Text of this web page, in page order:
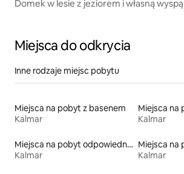
Domek w lesie z jeziorem i własną wyspą
Miejsca do odkrycia
Inne rodzaje miejsc pobytu
Miejsca na pobyt z basenem
Kalmar
Kalmar
Miejsca na pobyt odpowiednie dla rodzin
Kalmar
Kalmar